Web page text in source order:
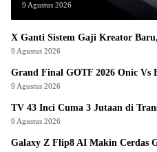
9 Agustus 2026
X Ganti Sistem Gaji Kreator
9 Agustus 2026
Grand Final GOTF 2026 Onic Vs
9 Agustus 2026
TV 43 Inci Cuma 3 Jutaan di
9 Agustus 2026
Galaxy Z Flip8 AI Makin Cerdas